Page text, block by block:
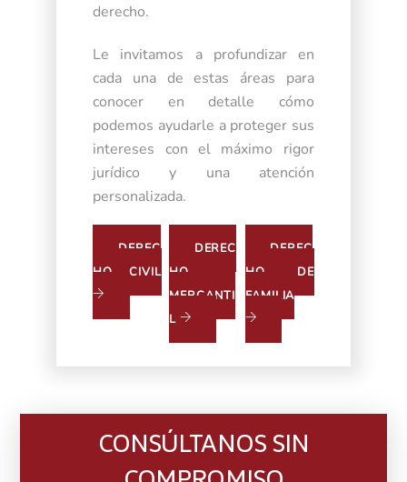
derecho.
Le invitamos a profundizar en
cada una de estas áreas para
conocer en detalle cómo
podemos ayudarle a proteger sus
intereses con el máximo rigor
jurídico y una atención
personalizada.
DEREC
HO CIVIL
DEREC
HO
MERCANTI
L
DEREC
HO DE
FAMILIA
CONSÚLTANOS SIN